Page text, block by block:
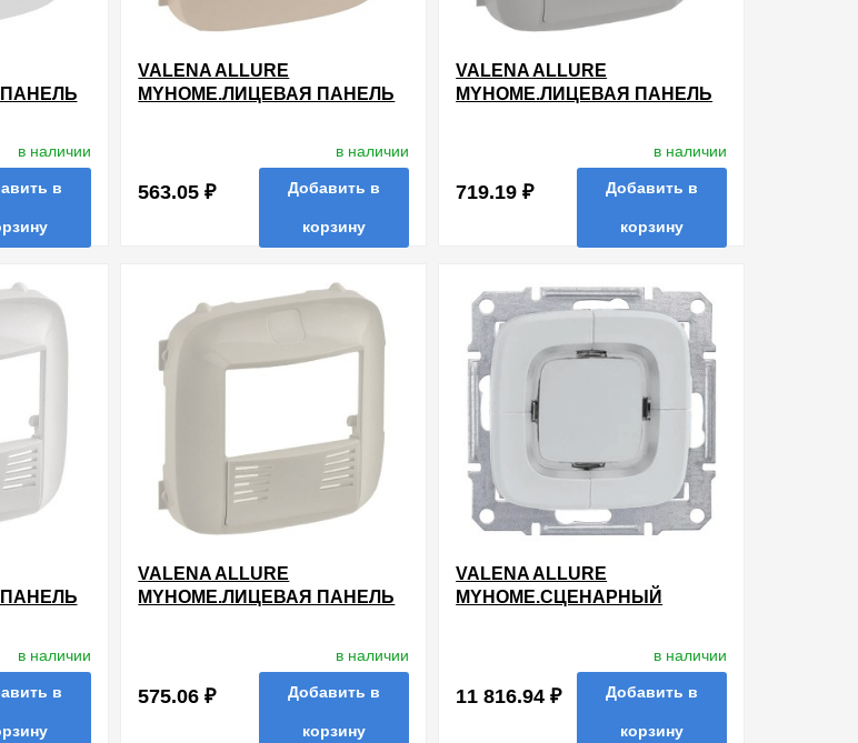
ПАНЕЛЬ
в наличии
в
VALENA ALLURE
MYHOME.ЛИЦЕВАЯ ПАНЕЛЬ
563.05 ₽
в наличии
Добавить в
корзину
VALENA ALLURE
MYHOME.ЛИЦЕВАЯ ПАНЕЛЬ
719.19 ₽
в наличии
Добавить в
корзину
ПАНЕЛЬ
в наличии
в
VALENA ALLURE
MYHOME.ЛИЦЕВАЯ ПАНЕЛЬ
575.06 ₽
в наличии
Добавить в
корзину
VALENA ALLURE
MYHOME.СЦЕНАРНЫЙ
ПАНЕЛЬЮ.АЛЮМИНИЙ
11 816.94 ₽
в наличии
Добавить в
корзину